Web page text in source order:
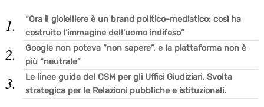
“Ora il gioielliere è un brand politico-mediatico: così ha
costruito l’immagine dell’uomo indifeso”
Google non poteva “non sapere”, e la piattaforma non è
più “neutrale”
Le linee guida del CSM per gli Uffici Giudiziari. Svolta
strategica per le Relazioni pubbliche e istituzionali.